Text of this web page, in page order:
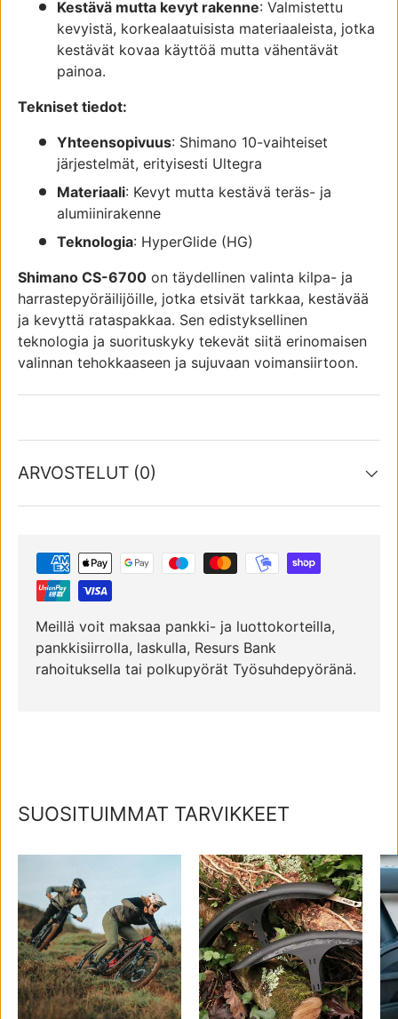
Kestävä mutta kevyt rakenne: Valmistettu
kevyistä, korkealaatuisista materiaaleista, jotka
kestävät kovaa käyttöä mutta vähentävät
painoa.
Tekniset tiedot:
Yhteensopivuus: Shimano 10-vaihteiset
järjestelmät, erityisesti Ultegra
Materiaali: Kevyt mutta kestävä teräs- ja
alumiinirakenne
Teknologia: HyperGlide (HG)
Shimano CS-6700 on täydellinen valinta kilpa- ja
harrastepyöräilijöille, jotka etsivät tarkkaa, kestävää
ja kevyttä rataspakkaa. Sen edistyksellinen
teknologia ja suorituskyky tekevät siitä erinomaisen
valinnan tehokkaaseen ja sujuvaan voimansiirtoon.
ARVOSTELUT (0)
Meillä voit maksaa pankki- ja luottokorteilla,
pankkisiirrolla, laskulla, Resurs Bank
rahoituksella tai polkupyörät Työsuhdepyöränä.
SUOSITUIMMAT TARVIKKEET